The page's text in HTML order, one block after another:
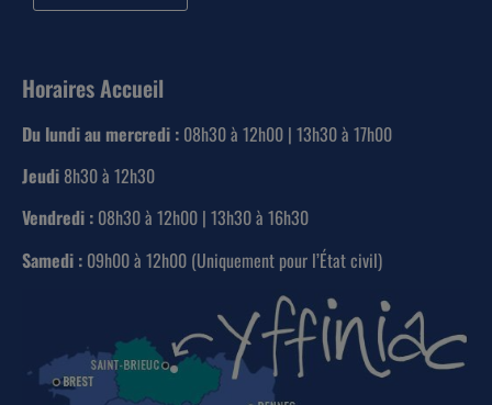
Horaires Accueil
Du lundi au mercredi : 08h30 à 12h00 | 13h30 à 17h00
Jeudi 8h30 à 12h30
Vendredi : 08h30 à 12h00 | 13h30 à 16h30
Samedi : 09h00 à 12h00 (Uniquement pour l’État civil)